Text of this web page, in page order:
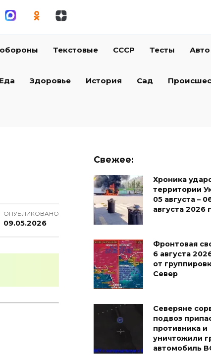
Текстовые СССР Тесты Авто
Еда Здоровье История Сад
ОПУБЛИКОВАНО
09.05.2026
Свежее:
Хроника
территории
05 августа –
августа 2026
Фронтовая
6 августа
от
Север
Северяне
подвоз
противника и
уничтожили
автомобиль